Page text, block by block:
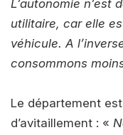
L’autonomie n’est
utilitaire, car elle
véhicule. A
consommons
Le département
d’avitaillement : «